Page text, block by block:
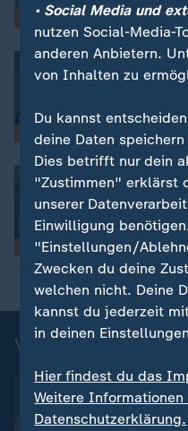
Thema
Thema
News und
Olaf
Thema
News und
Friedrich
Videos zum TV-
• Social Media und
nutzen Social-Media-
anderen Anbietern.
von Inhalten zu
Du kannst
deine Daten
Dies betrifft nur dein
"Zustimmen" erklärst
unserer
Einwilligung
"Einstellungen/
Zwecken du deine
welchen nicht. Deine
kannst du jederzeit
in deinen
Hier findest du das
Weitere
Datenschutzerklärung.